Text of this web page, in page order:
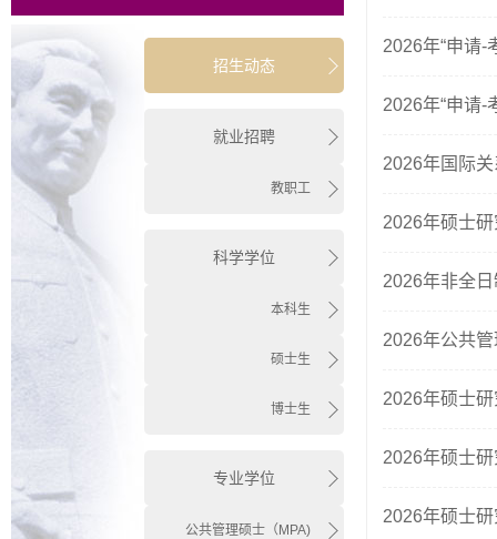
招生动态
就业招聘
教职工
科学学位
本科生
硕士生
博士生
专业学位
公共管理硕士（MPA)
2026年“申请-
2026年“申请-
2026年国际
2026年硕士
2026年非全
2026年公共
2026年硕士
2026年硕士
2026年硕士